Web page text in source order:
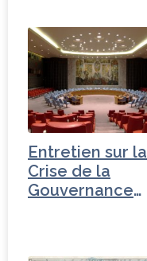
Entretien sur la
Crise de la
Gouvernance